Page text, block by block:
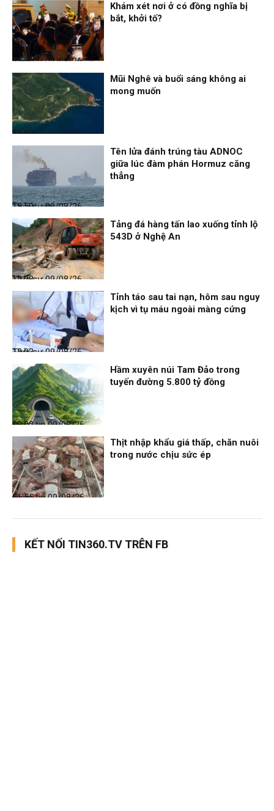
Thời sự
09/08/26, 21:56
Khám xét nơi ở có đồng nghĩa bị
bắt, khởi tố?
Thời sự
09/08/26, 21:32
Mũi Nghê và buổi sáng không ai
mong muốn
Thời sự
09/08/26, 18:59
Tên lửa đánh trúng tàu ADNOC
giữa lúc đàm phán Hormuz căng
thẳng
Thời sự
09/08/26, 12:08
Tảng đá hàng tấn lao xuống tỉnh lộ
543D ở Nghệ An
Thời sự
09/08/26, 12:03
Tỉnh táo sau tai nạn, hôm sau nguy
kịch vì tụ máu ngoài màng cứng
Điểm tin
09/08/26, 12:02
Hầm xuyên núi Tam Đảo trong
tuyến đường 5.800 tỷ đồng
Điểm tin
09/08/26, 11:55
Thịt nhập khẩu giá thấp, chăn nuôi
trong nước chịu sức ép
KẾT NỐI TIN360.TV TRÊN FB